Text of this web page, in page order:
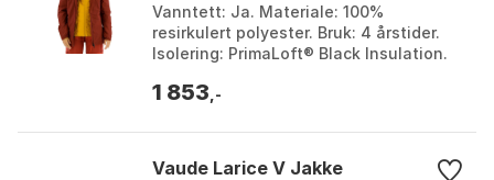
Vanntett: Ja. Materiale: 100%
resirkulert polyester. Bruk: 4 årstider.
Isolering: PrimaLoft® Black Insulation.
Størrelse: 3...
1 853 ,-
Vaude Larice V Jakke